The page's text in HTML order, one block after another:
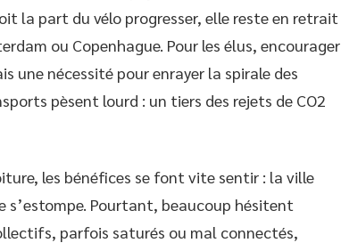
la part du vélo progresser, elle reste en retrait
ou Copenhague. Pour les élus, encourager
une nécessité pour enrayer la spirale des
pèsent lourd : un tiers des rejets de CO2
les bénéfices se font vite sentir : la ville
s’estompe. Pourtant, beaucoup hésitent
parfois saturés ou mal connectés,